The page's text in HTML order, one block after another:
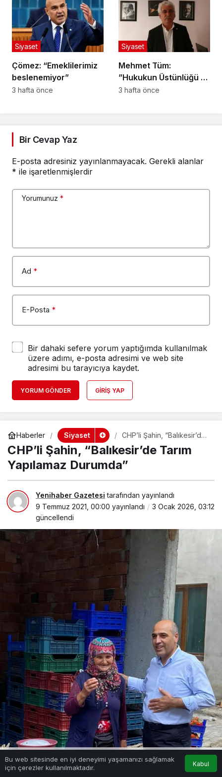
Çömez: “Emeklilerimiz
beslenemiyor”
Siyaset
3 hafta önce
Mehmet Tüm:
”Hukukun Üstünlüğü ve
Adil Yargılanma İlkesi
Siyaset
3 hafta önce
Bir Cevap Yaz
E-posta adresiniz yayınlanmayacak. Gerekli alanlar
* ile işaretlenmişlerdir
Yorumunuz *
Ad *
E-Posta *
Bir dahaki sefere yorum yaptığımda kullanılmak
üzere adımı, e-posta adresimi ve web site
adresimi bu tarayıcıya kaydet.
YORUM GÖNDER GIRIŞ YAP
Haberler Siyaset
CHP’li Şahin, “Balıkesir’de
Tarım Yapılamaz Durumda”
CHP’li Şahin, “Balıkesir’de Tarım
Yapılamaz Durumda”
Yenihaber Gazetesi tarafından yayınlandı
9 Temmuz 2021, 00:00 yayınlandı
3 Ocak 2026, 03:12
güncellendi
Bu web sitesinde en iyi deneyimi yaşamanızı sağlamak
için çerezler kullanılmaktadır.
Kabul
Anasayfa